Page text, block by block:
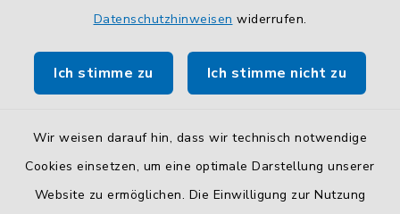
Datenschutzhinweisen widerrufen.
Ich stimme zu Ich stimme nicht zu
Wir weisen darauf hin, dass wir technisch notwendige
Cookies einsetzen, um eine optimale Darstellung unserer
Website zu ermöglichen. Die Einwilligung zur Nutzung
So finden Sie uns.